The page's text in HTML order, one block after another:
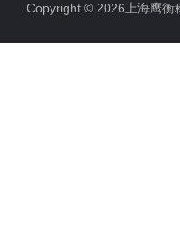
Copyright © 2026上海鹰